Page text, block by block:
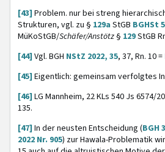
[43] Problem. nur bei streng
Strukturen, vgl. zu § 129a StGB BGHSt
MüKoStGB/Schäfer/Anstötz§ 129StGB
[44] Vgl. BGH NStZ 2022, 35, 37, Rn. 10 =
[45] Eigentlich: gemeinsam verfolgtes
[46] LG Mannheim, 22 KLs 540 Js 6574/
135.
[47] In der neusten Entscheidung (BGH
2022 Nr. 905) zur Hawala-Problematik